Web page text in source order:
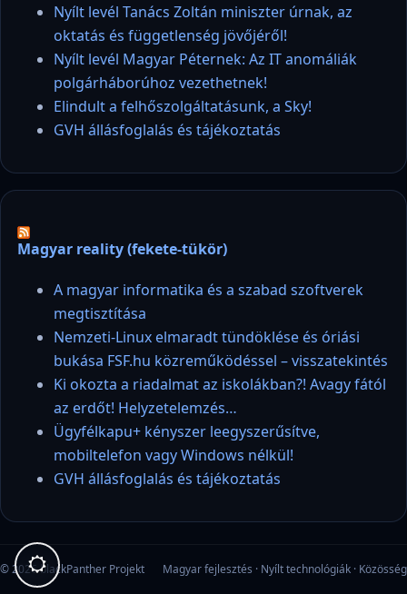
Nyílt levél Tanács Zoltán miniszter úrnak, az
oktatás és függetlenség jövőjéről!
Nyílt levél Magyar Péternek: Az IT anomáliák
polgárháborúhoz vezethetnek!
Elindult a felhőszolgáltatásunk, a Sky!
GVH állásfoglalás és tájékoztatás
Magyar reality (fekete-tükör)
A magyar informatika és a szabad szoftverek
megtisztítása
Nemzeti-Linux elmaradt tündöklése és óriási
bukása FSF.hu közreműködéssel – visszatekintés
Ki okozta a riadalmat az iskolákban?! Avagy fától
az erdőt! Helyzetelemzés…
Ügyfélkapu+ kényszer leegyszerűsítve,
mobiltelefon vagy Windows nélkül!
GVH állásfoglalás és tájékoztatás
© 2026 blackPanther Projekt Magyar fejlesztés · Nyílt technológiák · Közösség